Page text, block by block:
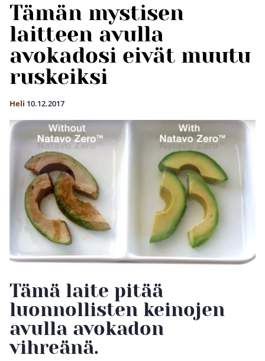
Tämän mystisen
laitteen avulla
avokadosi eivät muutu
ruskeiksi
Heli 10.12.2017
Tämä laite pitää
luonnollisten keinojen
avulla avokadon
vihreänä.